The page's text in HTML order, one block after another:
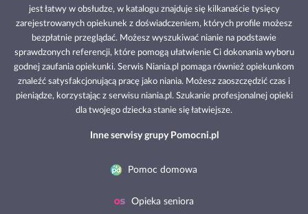
jest łatwy w obsłudze, w katalogu znajduje się kilkanaście tysięcy
zarejestrowanych opiekunek z doświadczeniem, których profile możesz
bezpłatnie przeglądać. Możesz wyszukiwać nianie na podstawie
sprawdzonych referencji, które pomogą ułatwienie Ci dokonania wyboru
godnej zaufania opiekunki. Serwis Niania.pl pomaga również opiekunkom
znaleźć satysfakcjonującą pracę jako niania. Możesz zaoszczędzić czas i
pieniądze, korzystając z serwisu niania.pl. Szukanie profesjonalnej opieki
dla twojego dziecka stanie się łatwiejsze.
Inne serwisy grupy Pomocni.pl
Pomoc domowa
Opieka seniora